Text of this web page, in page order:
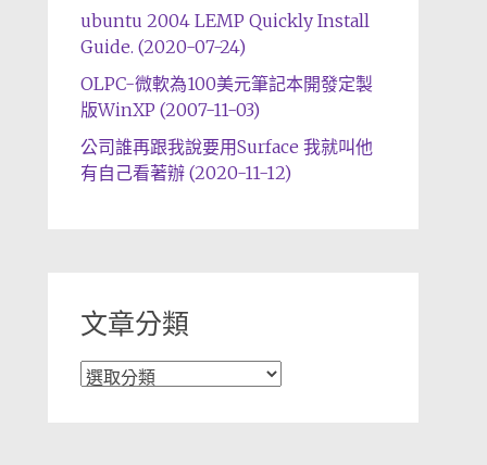
ubuntu 2004 LEMP Quickly Install
Guide. (2020-07-24)
OLPC-微軟為100美元筆記本開發定製
版WinXP (2007-11-03)
公司誰再跟我說要用Surface 我就叫他
有自己看著辦 (2020-11-12)
文章分類
文